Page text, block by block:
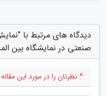
دیدگاه های مرتبط با
صنعتی در نمایشگاه بین
* نظرتان را در مورد این